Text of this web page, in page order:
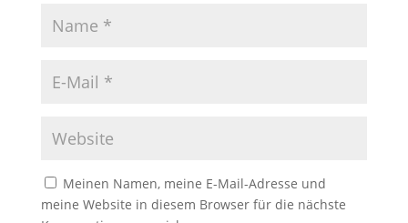
Meinen Namen, meine E-Mail-Adresse und
meine Website in diesem Browser für die nächste